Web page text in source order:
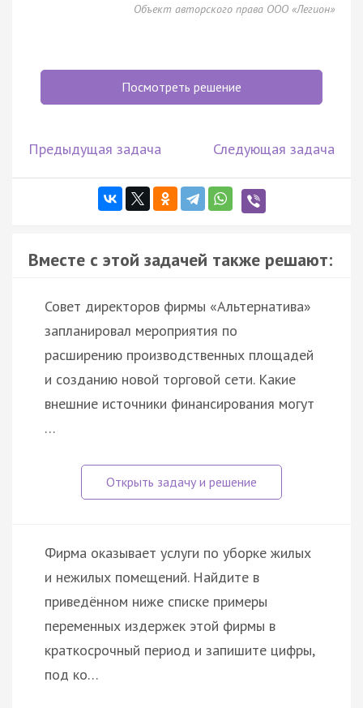
Объект авторского права ООО «Легион»
Посмотреть решение
Предыдущая задача Следующая задача
Вместе с этой задачей также решают:
Совет директоров фирмы «Альтернатива»
запланировал мероприятия по
расширению производственных площадей
и созданию новой торговой сети. Какие
внешние источники финансирования могут
…
Фирма оказывает услуги по уборке жилых
и нежилых помещений. Найдите в
приведённом ниже списке примеры
переменных издержек этой фирмы в
краткосрочный период и запишите цифры,
под ко…